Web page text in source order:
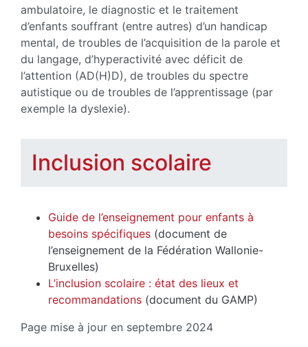
ambulatoire, le diagnostic et le traitement
d’enfants souffrant (entre autres) d’un handicap
mental, de troubles de l’acquisition de la parole et
du langage, d’hyperactivité avec déficit de
l’attention (AD(H)D), de troubles du spectre
autistique ou de troubles de l’apprentissage (par
exemple la dyslexie).
Inclusion scolaire
Guide de l’enseignement pour enfants à
besoins spécifiques (document de
l’enseignement de la Fédération Wallonie-
Bruxelles)
L’inclusion scolaire : état des lieux et
recommandations (document du GAMP)
Page mise à jour en septembre 2024